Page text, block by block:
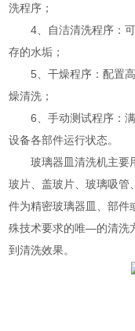
洗程序；
4、自洁清洗程序：可
存的水垢；
5、干燥程序：配置高
燥清洗；
6、手动测试程序：满
设备各部件运行状态。
玻璃器皿清洗机主要用
玻片、盖玻片、玻璃吸管
件为精密玻璃器皿、部件
殊技术要求的唯—的清洗
到清洗效果。